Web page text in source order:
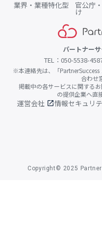
業界・業種特化型
官公庁
け
パートナー
TEL：050-5538-
※本連絡先は、「
合わせ
掲載中の各サービスに関する
の提供企業へ直
運営会社 open_in_new情報セキュリ
Copyright© 2025